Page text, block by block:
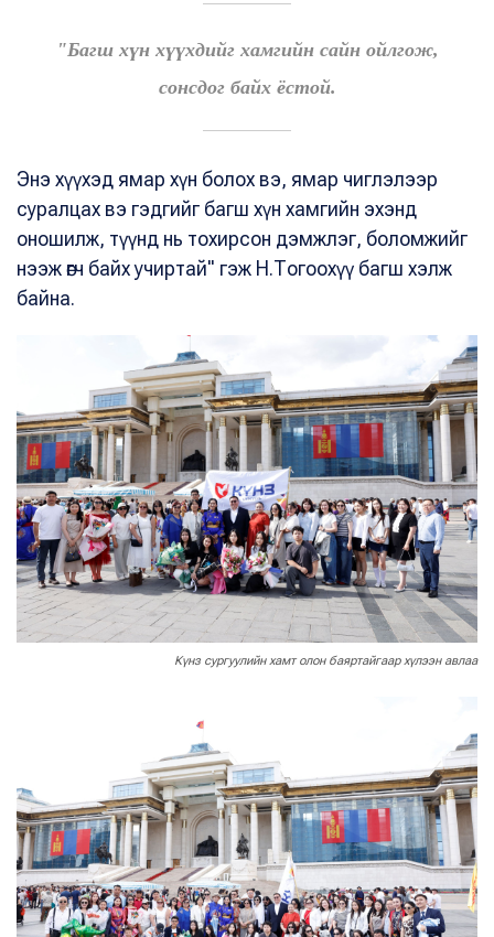
"Багш хүн хүүхдийг хамгийн сайн ойлгож,
сонсдог байх ёстой.
Энэ хүүхэд ямар хүн болох вэ, ямар чиглэлээр
суралцах вэ гэдгийг багш хүн хамгийн эхэнд
оношилж, түүнд нь тохирсон дэмжлэг, боломжийг
нээж өгч байх учиртай" гэж Н.Тогоохүү багш хэлж
байна.
Күнз сургуулийн хамт олон баяртайгаар хүлээн авлаа